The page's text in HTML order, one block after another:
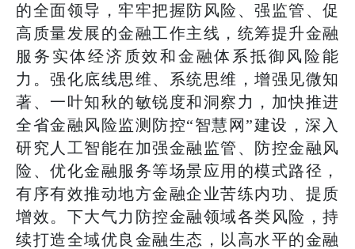
的全面领导，牢牢把握防风险、强监管、促
高质量发展的金融工作主线，统筹提升金融
服务实体经济质效和金融体系抵御风险能
力。强化底线思维、系统思维，增强见微知
著、一叶知秋的敏锐度和洞察力，加快推进
全省金融风险监测防控“智慧网”建设，深入
研究人工智能在加强金融监管、防控金融风
险、优化金融服务等场景应用的模式路径，
有序有效推动地方金融企业苦练内功、提质
增效。下大气力防控金融领域各类风险，持
续打造全域优良金融生态，以高水平的金融